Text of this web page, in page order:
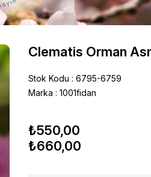
Clematis Orman
Stok Kodu
6795-6759
Marka : 1001fidan
₺550,00
₺660,00